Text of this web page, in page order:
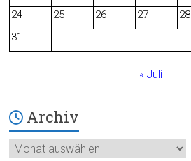
24
25 26 27 28
31
« Juli
Archiv
Archiv